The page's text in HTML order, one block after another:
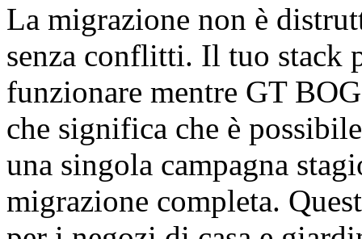
La migrazione non è
senza conflitti. Il tuo stack
funzionare mentre GT
che significa che è
una singola campagna
migrazione completa.